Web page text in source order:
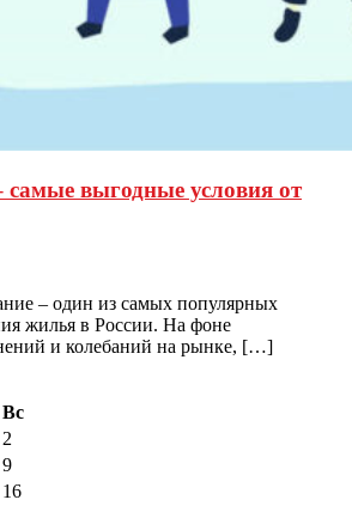
самые выгодные условия от
– один из самых популярных
жилья в России. На фоне
и колебаний на рынке, […]
Вс
2
9
16